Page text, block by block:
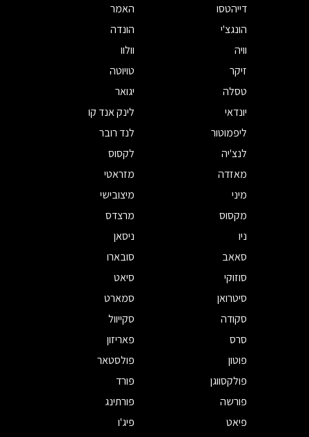
דייהטסו
האמר
הונגצ'י
הונדה
וויה
וולוו
זיקר
טויוטה
טסלה
יגואר
יונדאי
לינק אנד קו
ליפמוטור
לנד רובר
לנצ'יה
לקסוס
מאזדה
מזראטי
מיני
מיצובישי
מקסוס
מרצדס
ניו
ניסאן
סאאב
סובארו
סוזוקי
סיאט
סיטרואן
סמארט
סקודה
סקייוול
סרס
פאריזון
פוטון
פולסטאר
פולקסווגן
פורד
פורשה
פורתינג
פיאט
פיג'ו